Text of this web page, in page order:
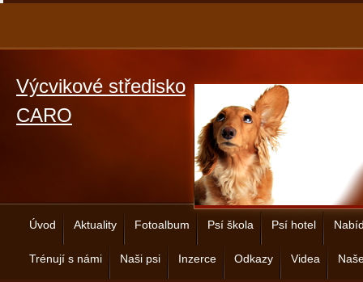
Výcvikové středisko
CARO
Úvod Aktuality Fotoalbum Psí škola Psí hotel
Trénují s námi Naši psi Inzerce Odkazy Videa